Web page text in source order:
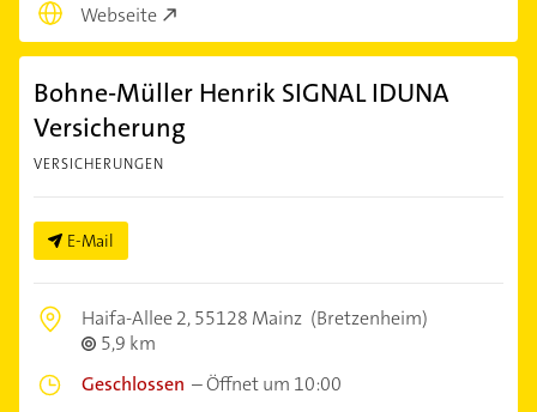
Webseite
Bohne-Müller Henrik SIGNAL IDUNA
Versicherung
VERSICHERUNGEN
E-Mail
Haifa-Allee 2,55128 Mainz (Bretzenheim)
5,9 km
Geschlossen –Öffnet um 10:00